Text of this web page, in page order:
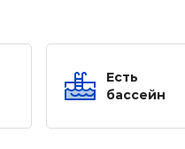
Есть
бассейн